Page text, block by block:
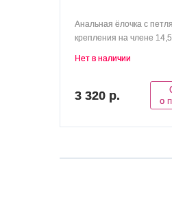
Анальная ёлочка с
крепления на члене
Нет в наличии
3 320 р.
о